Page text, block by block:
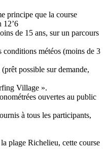
principe que la course
12’6
de 15 ans, sur un parcours
conditions météos (moins de 3
possible sur demande,
Village ».
ouvertes au public
à tous les participants,
plage Richelieu, cette course